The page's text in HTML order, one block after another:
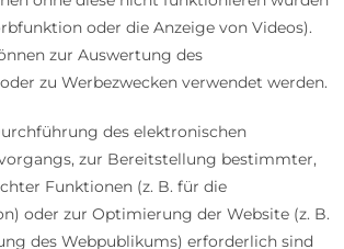
oder die Anzeige von Videos).
zur Auswertung des
zu Werbezwecken verwendet werden.
des elektronischen
zur Bereitstellung bestimmter,
Funktionen (z. B. für die
oder zur Optimierung der Website (z. B.
des Webpublikums) erforderlich sind